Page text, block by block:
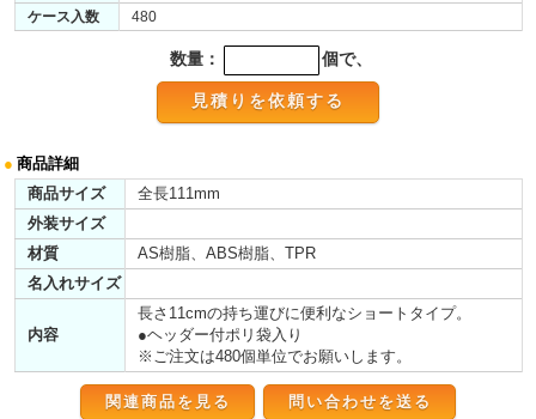
ケース入数
480
数量： 個で、
● 商品詳細
商品サイズ
全長111mm
外装サイズ
材質
AS樹脂、ABS樹脂、TPR
名入れサイズ
内容
長さ11cmの持ち運びに便利なショートタイプ。
●ヘッダー付ポリ袋入り
※ご注文は480個単位でお願いします。
関連商品を見る